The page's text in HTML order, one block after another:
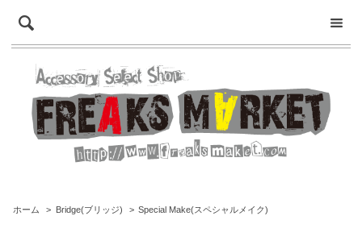
ホーム > Bridge(ブリッジ) > Special Make(スペシャルメイク)